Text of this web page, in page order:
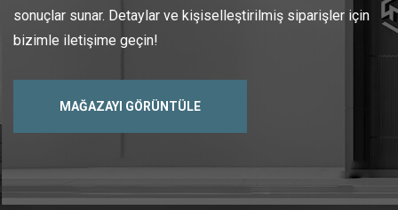
sonuçlar sunar. Detaylar ve kişiselleştirilmiş siparişler için
bizimle iletişime geçin!
MAĞAZAYI GÖRÜNTÜLE